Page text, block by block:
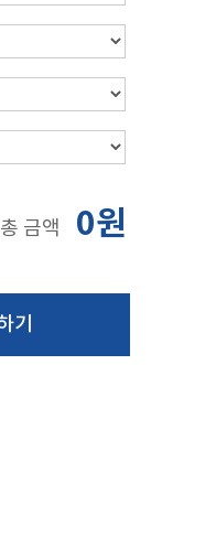
총 금액 0원